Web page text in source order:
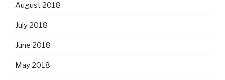
August 2018
July 2018
June 2018
May 2018